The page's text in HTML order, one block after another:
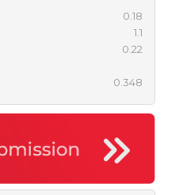
0.18
1.1
0.22
0.348